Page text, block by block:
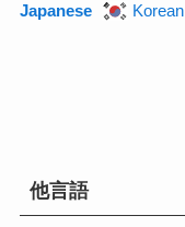
Japanese
Korean
他言語